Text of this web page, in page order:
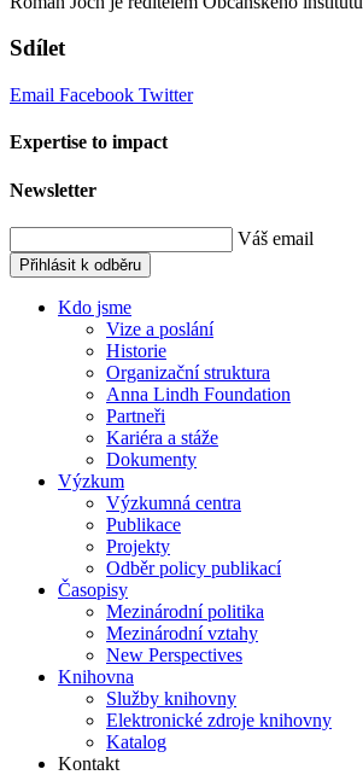
Sdílet
Email Facebook Twitter
Expertise to impact
Newsletter
Váš email
Přihlásit k odběru
Kdo jsme
Vize a poslání
Historie
Organizační struktura
Anna Lindh Foundation
Partneři
Kariéra a stáže
Dokumenty
Výzkum
Výzkumná centra
Publikace
Projekty
Odběr policy publikací
Časopisy
Mezinárodní politika
Mezinárodní vztahy
New Perspectives
Knihovna
Služby knihovny
Elektronické zdroje knihovny
Katalog
Kontakt